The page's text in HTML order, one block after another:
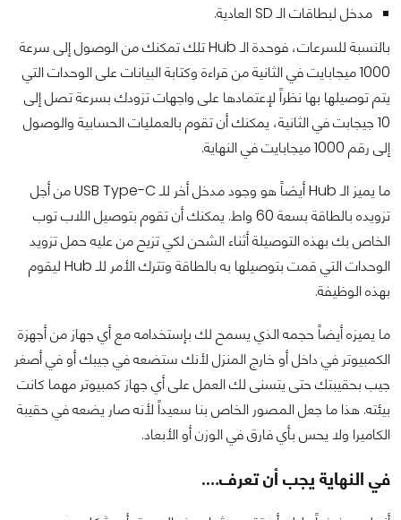
مدخل لبطاقات الـ SD العادية.
بالنسبة للسرعات، فوحدة الـ Hub تلك تمكنك من الوصول إلى سرعة
1000 ميجابايت في الثانية من قراءة وكتابة البيانات على الوحدات التي
يتم توصيلها بها نظراً لإعتمادها على واجهات تزودك بسرعة تصل إلى
10 جيجابت في الثانية، يمكنك أن تقوم بالعمليات الحسابية والوصول
إلى رقم 1000 ميجابايت في النهاية.
ما يميز الـ Hub أيضاً هو وجود مدخل أخر للـ USB Type-C من أجل
تزويده بالطاقة بسعة 60 واط. يمكنك أن تقوم بتوصيل اللاب توب
الخاص بك بهذه التوصيلة أثناء الشحن لكي تزيح من عليه حمل تزويد
الوحدات التي قمت بتوصيلها به بالطاقة وتترك الأمر للـ Hub ليقوم
بهذه الوظيفة.
ما يميزه أيضاً حجمه الذي يسمح لك بإستخدامه مع أي جهاز من أجهزة
الكمبيوتر في داخل أو خارج المنزل لأنك ستضعه في جيبك أو في أصغر
جيب بحقيبتك حتى يتسنى لك العمل على أي جهاز كمبيوتر مهما كانت
بيئته. هذا ما جعل المصور الخاص بنا سعيداً لأنه صار يضعه في حقيبة
الكاميرا ولا يحس بأي فارق في الوزن أو الأبعاد.
في النهاية يجب أن تعرف….